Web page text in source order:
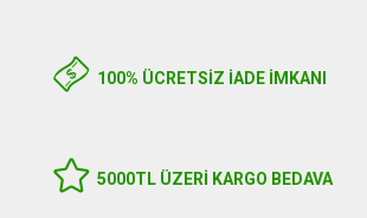
100% ÜCRETSİZ İADE İMKANI
5000TL ÜZERI KARGO BEDAVA